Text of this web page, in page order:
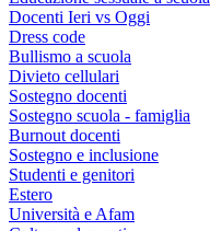
Docenti Ieri vs Oggi
Dress code
Bullismo a scuola
Divieto cellulari
Sostegno docenti
Sostegno scuola - famiglia
Burnout docenti
Sostegno e inclusione
Studenti e genitori
Estero
Università e Afam